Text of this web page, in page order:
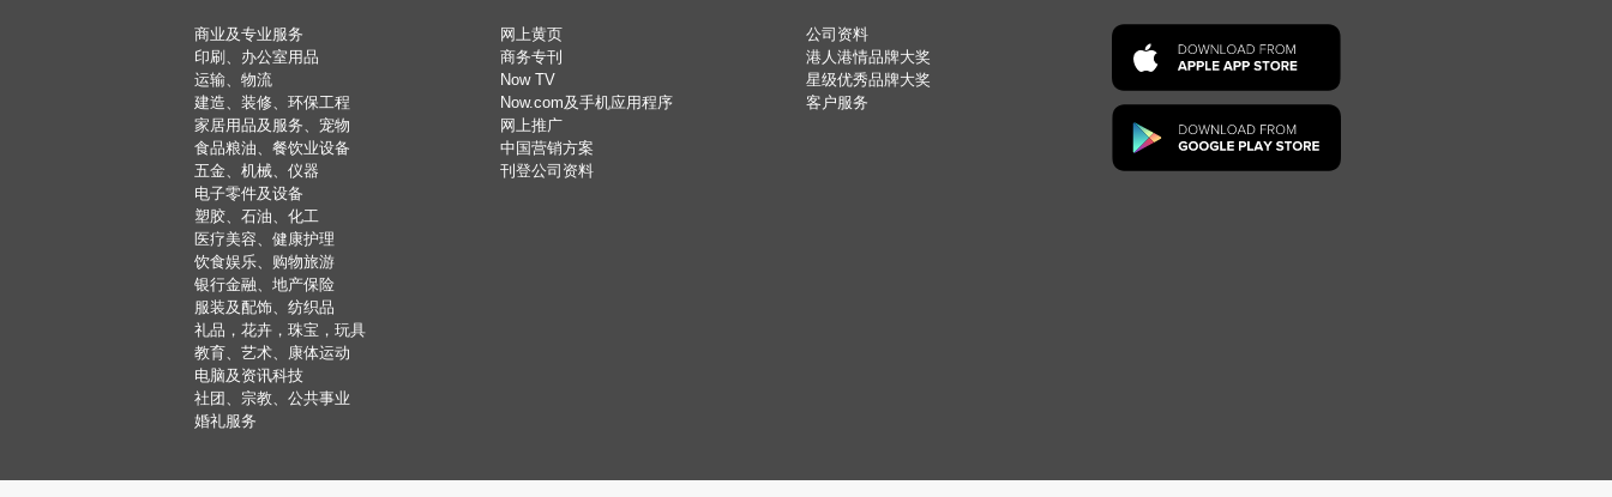
商业及专业服务
印刷、办公室用品
运输、物流
建造、装修、环保工程
家居用品及服务、宠物
食品粮油、餐饮业设备
五金、机械、仪器
电子零件及设备
塑胶、石油、化工
医疗美容、健康护理
饮食娱乐、购物旅游
银行金融、地产保险
服装及配饰、纺织品
礼品，花卉，珠宝，玩具
教育、艺术、康体运动
电脑及资讯科技
社团、宗教、公共事业
婚礼服务
网上黄页
商务专刊
Now TV
Now.com及手机应用程序
网上推广
中国营销方案
刊登公司资料
公司资料
港人港情品牌大奖
星级优秀品牌大奖
客户服务